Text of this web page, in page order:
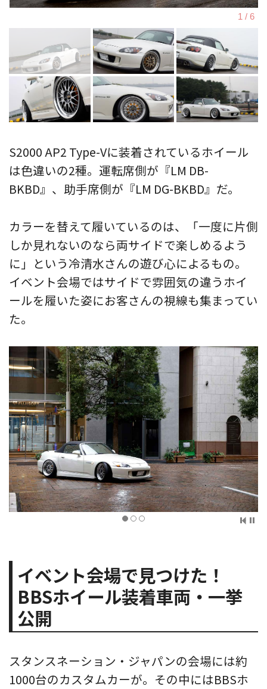
S2000 AP2 Type-Vに装着されているホイール
は色違いの2種。運転席側が『LM DB-
BKBD』、助手席側が『LM DG-BKBD』だ。
カラーを替えて履いているのは、「一度に片側
しか見れないのなら両サイドで楽しめるよう
に」という冷清水さんの遊び心によるもの。
イベント会場ではサイドで雰囲気の違うホイ
ールを履いた姿にお客さんの視線も集まってい
た。
イベント会場で見つけた！
BBSホイール装着車両・一挙
公開
スタンスネーション・ジャパンの会場には約
1000台のカスタムカーが。その中にはBBSホ